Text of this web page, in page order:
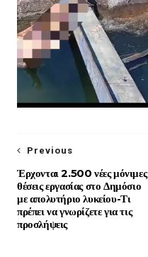
Previous
Έρχονται 2.500 νέες μόνιμες
θέσεις εργασίας στο Δημόσιο
με απολυτήριο λυκείου-Τι
πρέπει να γνωρίζετε για τις
προσλήψεις